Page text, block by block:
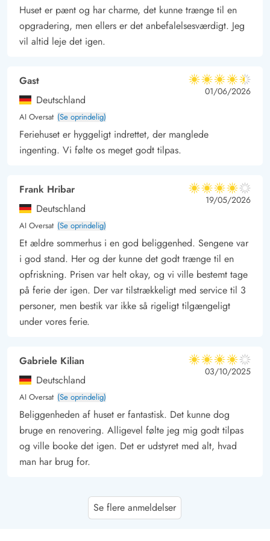
som er kendt for sin betagende natur, brede sandstrande og de
unikke, stråtækte huse, der præger landskabet. Her er I ikke
kun tæt på havet, men også midt i et levende lokalsamfund
tiltrækker entusiaster fra hele verden. Fanøs naturreservater og
vandreområder byder på fantastiske muligheder for at
observere fugle og andre vilde dyr, mens de lokale
kunstgallerier og håndværksbutikker tilbyder et glimt af øens
kreative ånd. Uanset om du søger ro og afslapning eller
kulturelle og naturskønne oplevelser, er Fanø et ideelt sted at
Huset er pænt og har charme, det kunne trænge til en
opgradering, men ellers er det anbefalelsesværdigt. Jeg
vil altid leje det igen.
Gast
Deutschland
AI Oversat (Se oprindelig)
4.5 ud af 5
4.5 ud af 5
4.5 out of 5
01/06/2026
Feriehuset er hyggeligt indrettet, der manglede
ingenting. Vi følte os meget godt tilpas.
Frank Hribar
Deutschland
AI Oversat (Se oprindelig)
4 ud af 5
4 ud af 5
4 out of 5
19/05/2026
Et ældre sommerhus i en god beliggenhed. Sengene var
i god stand. Her og der kunne det godt trænge til en
opfriskning. Prisen var helt okay, og vi ville bestemt tage
på ferie der igen. Der var tilstrækkeligt med service til 3
personer, men bestik var ikke så rigeligt tilgængeligt
under vores ferie.
Gabriele Kilian
Deutschland
AI Oversat (Se oprindelig)
4 ud af 5
4 ud af 5
4 out of 5
03/10/2025
Beliggenheden af huset er fantastisk. Det kunne dog
bruge en renovering. Alligevel følte jeg mig godt tilpas
og ville booke det igen. Det er udstyret med alt, hvad
man har brug for.
Se flere anmeldelser